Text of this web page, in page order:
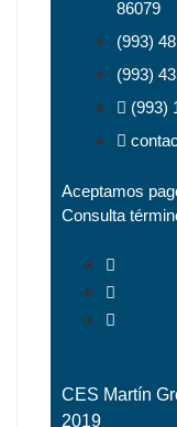
86079
(993)
(993)
(993)
Aceptamos
Consulta
CES Martín
2019